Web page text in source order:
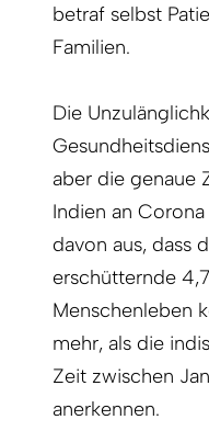
betraf selbst
Familien.
Die
aber die genaue
Indien an
davon aus, dass
erschütternde
Menschenleben
mehr, als die
Zeit zwischen
anerkennen.